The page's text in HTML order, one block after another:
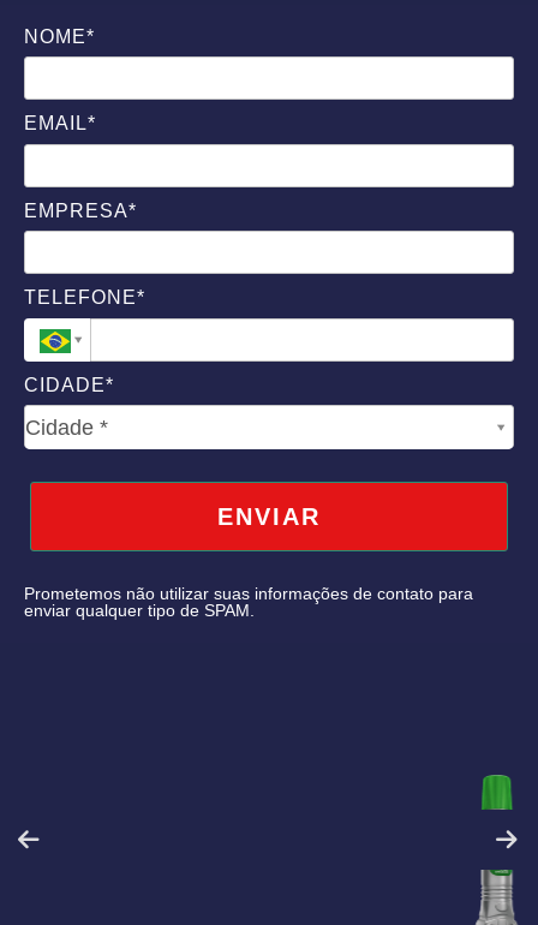
NOME*
EMAIL*
EMPRESA*
TELEFONE*
CIDADE*
Cidade *
CIDADE*
ENVIAR
Prometemos não utilizar suas informações de contato para
enviar qualquer tipo de SPAM.